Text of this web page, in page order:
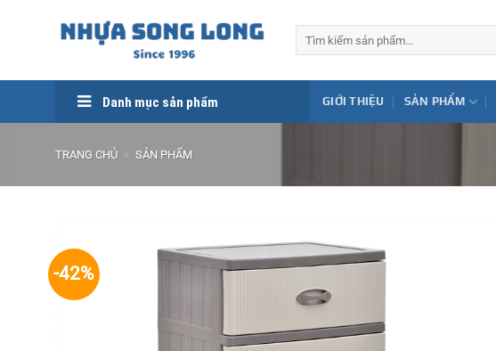
Danh mục sản phẩm GIỚI THIỆU SẢN PHẨM
TRANG CHỦ » SẢN PHẨM
-42%